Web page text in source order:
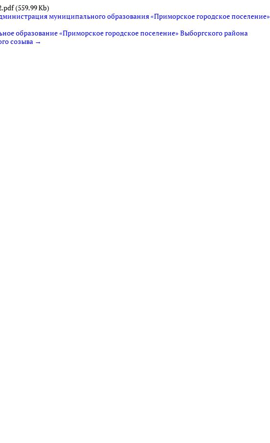
(559.99 Kb)
муниципального образования «Приморское городское поселение»
образование «Приморское городское поселение» Выборгского района
созыва →